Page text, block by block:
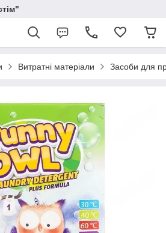
Витратні матеріали Засоби для